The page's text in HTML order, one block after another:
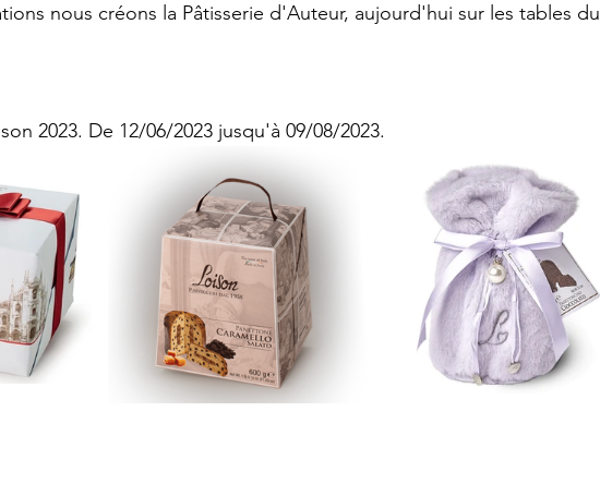
nous créons la Pâtisserie d'Auteur, aujourd'hui sur les tables du
2023. De 12/06/2023 jusqu'à 09/08/2023.